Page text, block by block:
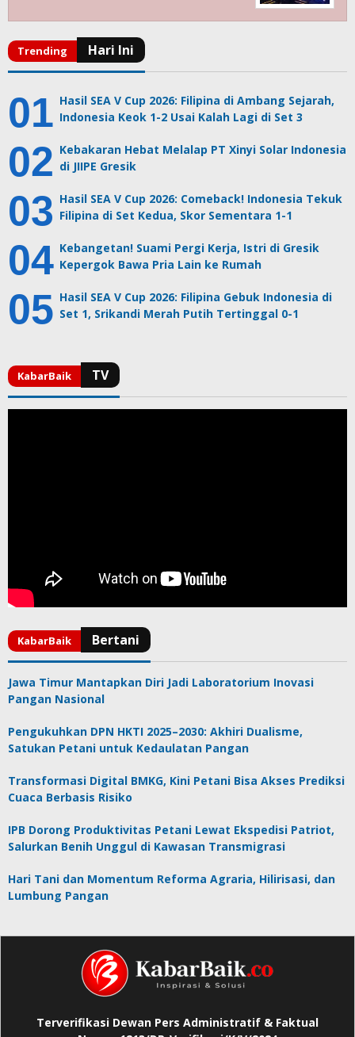
Hasil SEA V Cup 2026: Filipina di Ambang Sejarah,
Indonesia Keok 1-2 Usai Kalah Lagi di Set 3
Kebakaran Hebat Melalap PT Xinyi Solar Indonesia
di JIIPE Gresik
Hasil SEA V Cup 2026: Comeback! Indonesia Tekuk
Filipina di Set Kedua, Skor Sementara 1-1
Kebangetan! Suami Pergi Kerja, Istri di Gresik
Kepergok Bawa Pria Lain ke Rumah
Hasil SEA V Cup 2026: Filipina Gebuk Indonesia di
Set 1, Srikandi Merah Putih Tertinggal 0-1
Jawa Timur Mantapkan Diri Jadi Laboratorium Inovasi
Pangan Nasional
Pengukuhkan DPN HKTI 2025–2030: Akhiri Dualisme,
Satukan Petani untuk Kedaulatan Pangan
Transformasi Digital BMKG, Kini Petani Bisa Akses Prediksi
Cuaca Berbasis Risiko
IPB Dorong Produktivitas Petani Lewat Ekspedisi Patriot,
Salurkan Benih Unggul di Kawasan Transmigrasi
Hari Tani dan Momentum Reforma Agraria, Hilirisasi, dan
Lumbung Pangan
Terverifikasi Dewan Pers Administratif & Faktual